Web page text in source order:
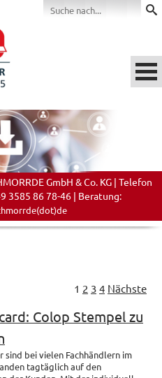
GmbH & Co. KG | Telefon
3585 86 78-46 | Beratung:
1 2 3 4 Nächste
Colop Stempel zu
sind bei vielen Fachhändlern im
tagtäglich auf den